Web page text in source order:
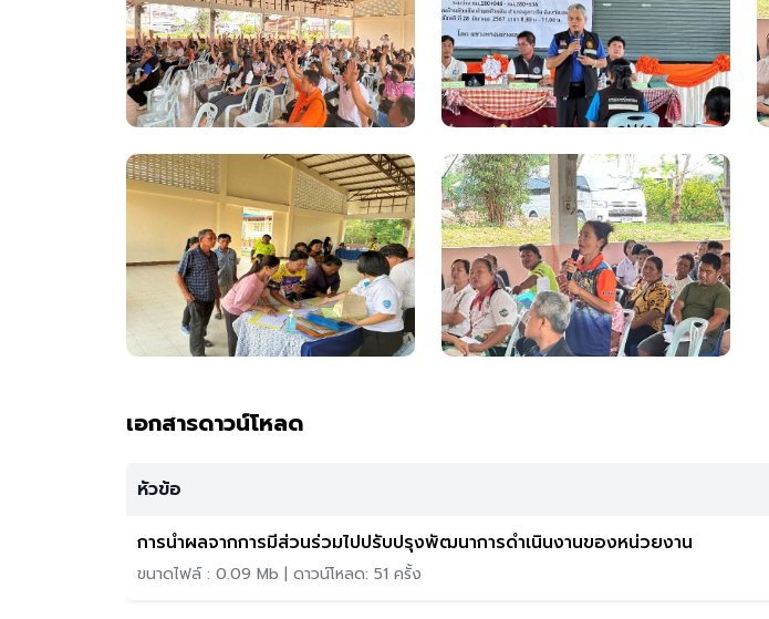
เอกสารดาวน์โหลด
หัวข้อ
การนำผลจากการมีส่วนร่วมไปปรับปรุงพัฒนาการดำเนินงานของหน่วยงาน
ขนาดไฟล์ : 0.09 Mb | ดาวน์โหลด: 51 ครั้ง